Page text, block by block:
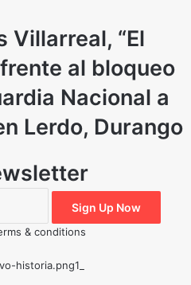
Villarreal, “El
al bloqueo
Nacional a
Lerdo, Durango
& conditions